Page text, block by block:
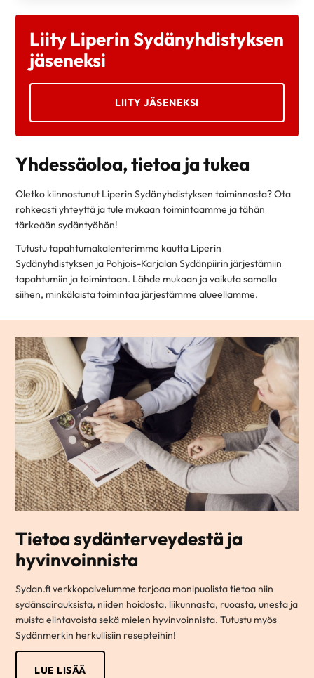
Liity Liperin Sydänyhdistyksen
jäseneksi
LIITY JÄSENEKSI
Yhdessäoloa, tietoa ja tukea
Oletko kiinnostunut Liperin Sydänyhdistyksen toiminnasta? Ota
rohkeasti yhteyttä ja tule mukaan toimintaamme ja tähän
tärkeään sydäntyöhön!
Tutustu tapahtumakalenterimme kautta Liperin
Sydänyhdistyksen ja Pohjois-Karjalan Sydänpiirin järjestämiin
tapahtumiin ja toimintaan. Lähde mukaan ja vaikuta samalla
siihen, minkälaista toimintaa järjestämme alueellamme.
Tietoa sydänterveydestä ja
hyvinvoinnista
Sydan.fi verkkopalvelumme tarjoaa monipuolista tietoa niin
sydänsairauksista, niiden hoidosta, liikunnasta, ruoasta, unesta ja
muista elintavoista sekä mielen hyvinvoinnista. Tutustu myös
Sydänmerkin herkullisiin resepteihin!
LUE LISÄÄ